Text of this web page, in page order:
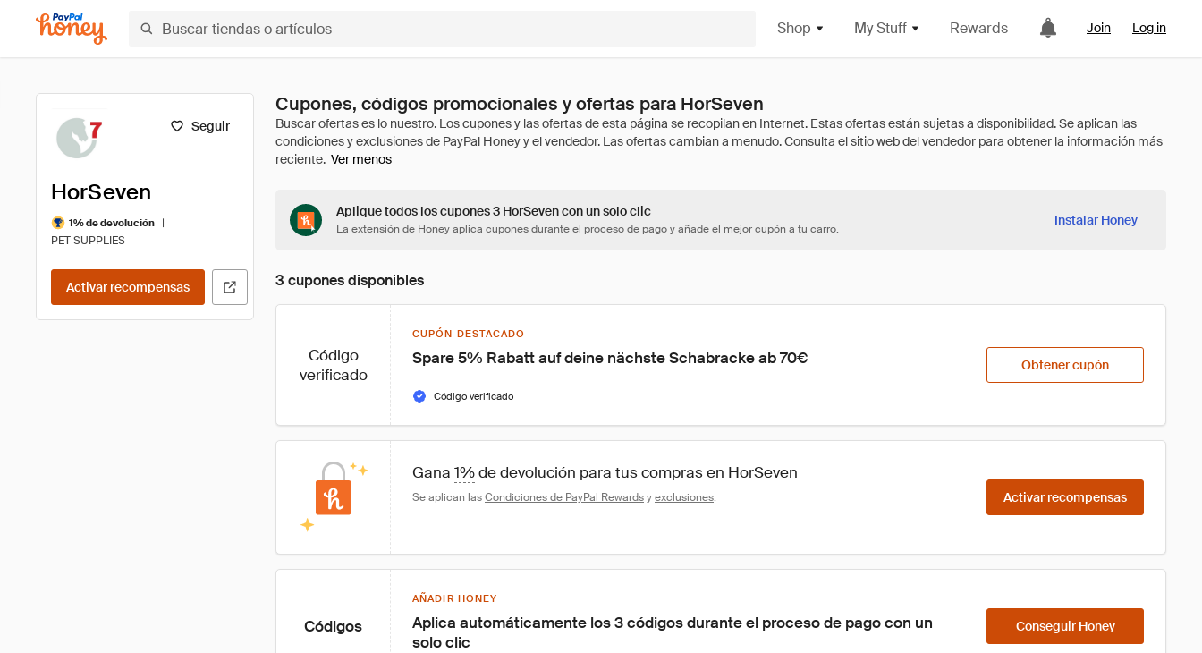
Shop My Stuff Rewards Join Log in
Seguir
HorSeven
1% de devolución
|
PET SUPPLIES
Activar recompensas
Cupones, códigos promocionales y ofertas para HorSeven
Ver menos
Aplique todos los cupones 3 HorSeven con un solo clic
La extensión de Honey aplica cupones durante el proceso de pago y añade el mejor cupón a tu carro.
Instalar Honey
3 cupones disponibles
Código
verificado
CUPÓN DESTACADO
Spare 5% Rabatt auf deine nächste Schabracke ab 70€
Código verificado
Obtener cupón
Gana 1% de devolución para tus compras en HorSeven
Se aplican las Condiciones de PayPal Rewards y exclusiones. Activar recompensas
Códigos
AÑADIR HONEY
Aplica automáticamente los 3 códigos durante el proceso de pago con un
solo clic
Conseguir Honey